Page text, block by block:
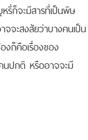
รี่ก็จะมีสารที่เป็นพิษ
จะสงสัยว่าบางคนเป็น
งก็คือเรื่องของ
นปกติ หรืออาจจะมี